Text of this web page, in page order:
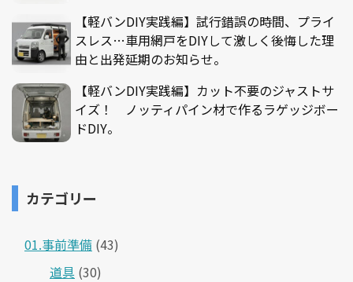
【軽バンDIY実践編】試行錯誤の時間、プライ
スレス…車用網戸をDIYして激しく後悔した理
由と出発延期のお知らせ。
【軽バンDIY実践編】カット不要のジャストサ
イズ！ ノッティパイン材で作るラゲッジボー
ドDIY。
カテゴリー
01.事前準備 (43)
道具 (30)